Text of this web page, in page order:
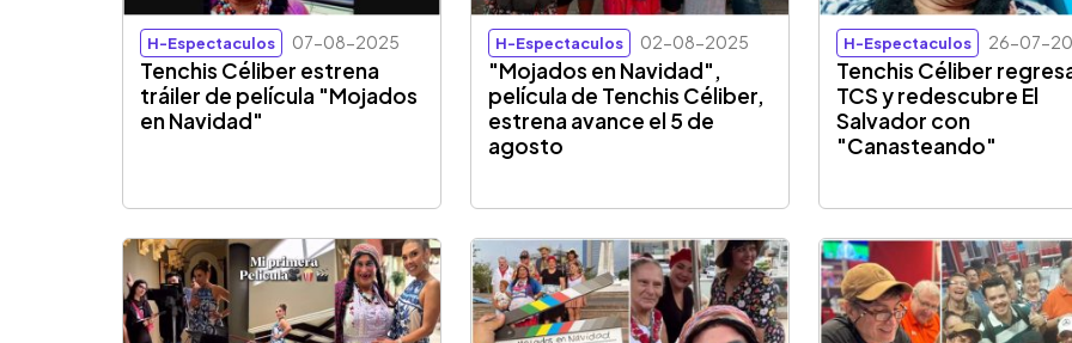
H-Espectaculos 07-08-2025
Tenchis Céliber estrena
tráiler de película "Mojados
en Navidad"
H-Espectaculos 02-08-2025
"Mojados en Navidad",
película de Tenchis Céliber,
estrena avance el 5 de
agosto
H-Espectaculos 26-07-
Tenchis Céliber
TCS y redescubre El
Salvador con
"Canasteando"